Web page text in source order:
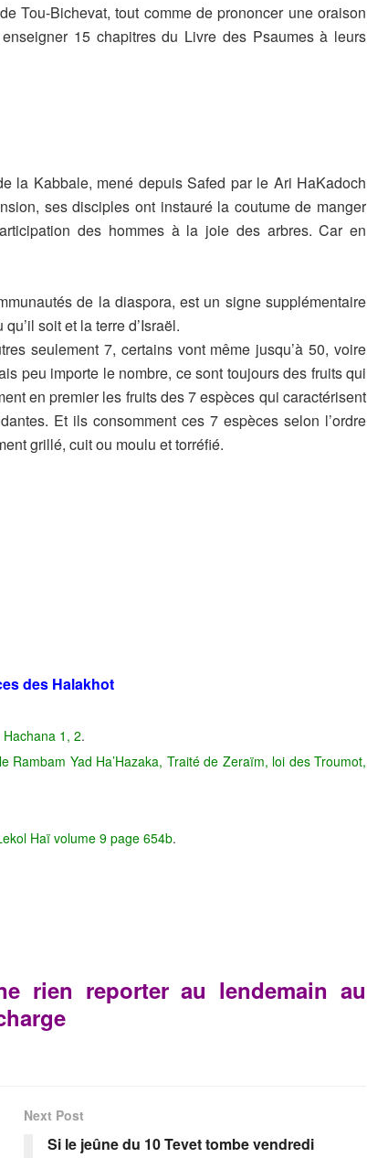
Tou-Bichevat, tout comme de prononcer une oraison
15 chapitres du Livre des Psaumes à leurs
la Kabbale, mené depuis Safed par le Ari HaKadoch
ses disciples ont instauré la coutume de manger
des hommes à la joie des arbres. Car en
de la diaspora, est un signe supplémentaire
soit et la terre d’Israël.
seulement 7, certains vont même jusqu’à 50, voire
peu importe le nombre, ce sont toujours des fruits qui
en premier les fruits des 7 espèces qui caractérisent
Et ils consomment ces 7 espèces selon l’ordre
grillé, cuit ou moulu et torréfié.
des Halakhot
1, 2.
Yad Ha’Hazaka, Traité de Zeraïm, loi des Troumot,
Haï volume 9 page 654b.
rien reporter au lendemain au
Next Post
Si le jeûne du 10 Tevet tombe vendredi